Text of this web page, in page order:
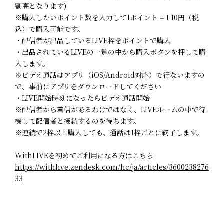
割高となります)
※購入したいポイント数を入力して1ポイント = 1.10円（税
込）で購入可能です。
・配信者が出品しているLIVE枠をポイントで購入
・出品されているLIVEの一覧の中から購入ボタンを押して購
入します。
※ビデオ通話はアプリ（iOS/Android対応）で行ないますの
で、事前にアプリをダウンロードしてください
・LIVE開始時刻になったらビデオ通話開始
※配信者から着信があるわけではなく、LIVEルームの中で待
機して配信者と接続するのを待ちます。
※連続で2枠以上購入しても、通話は1枠ごとに終了します。
WithLIVEを初めてご利用になる方はこちら
https://withlive.zendesk.com/hc/ja/articles/3600238276
33